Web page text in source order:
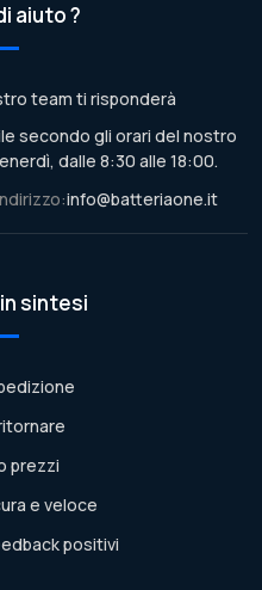
aiuto ?
team ti risponderà
secondo gli orari del nostro
dalle 8:30 alle 18:00.
info@batteriaone.it
sintesi
prezzi
e veloce
positivi